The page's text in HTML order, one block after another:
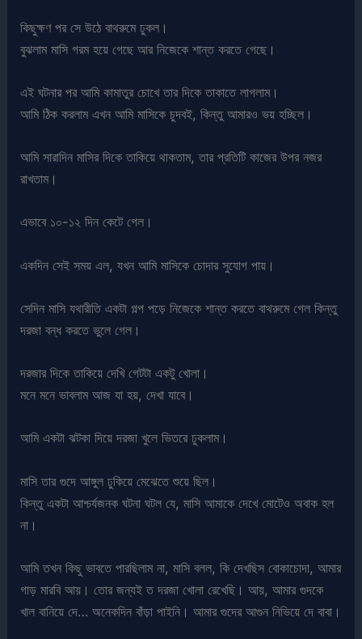
কিছুক্ষণ পর সে উঠে বাথরুমে ঢুকল।
বুঝলাম মাসি গরম হয়ে গেছে আর নিজেকে শান্ত করতে গেছে।
এই ঘটনার পর আমি কামাতুর চোখে তার দিকে তাকাতে লাগলাম।
আমি ঠিক করলাম এখন আমি মাসিকে চুদবই, কিন্তু আমারও ভয় হচ্ছিল।
আমি সারাদিন মাসির দিকে তাকিয়ে থাকতাম, তার প্রতিটি কাজের উপর নজর
রাখতাম।
এভাবে ১০-১২ দিন কেটে গেল।
একদিন সেই সময় এল, যখন আমি মাসিকে চোদার সুযোগ পায়।
সেদিন মাসি যথারীতি একটা গল্প পড়ে নিজেকে শান্ত করতে বাথরুমে গেল কিন্তু
দরজা বন্ধ করতে ভুলে গেল।
দরজার দিকে তাকিয়ে দেখি গেটটা একটু খোলা।
মনে মনে ভাবলাম আজ যা হয়, দেখা যাবে।
আমি একটা ঝটকা দিয়ে দরজা খুলে ভিতরে ঢুকলাম।
মাসি তার গুদে আঙ্গুল ঢুকিয়ে মেঝেতে শুয়ে ছিল।
কিন্তু একটা আশ্চর্যজনক ঘটনা ঘটল যে, মাসি আমাকে দেখে মোটেও অবাক হল
না।
আমি তখন কিছু ভাবতে পারছিলাম না, মাসি বলল, কি দেখছিস বোকাচোদা, আমার
গাড় মারবি আয়। তোর জন্যই ত দরজা খোলা রেখেছি। আয়, আমার গুদকে
খাল বানিয়ে দে… অনেকদিন বাঁড়া পাইনি। আমার গুদের আগুন নিভিয়ে দে বাবা।